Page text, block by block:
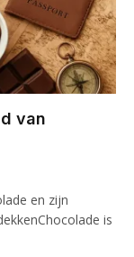
van
en zijn
is